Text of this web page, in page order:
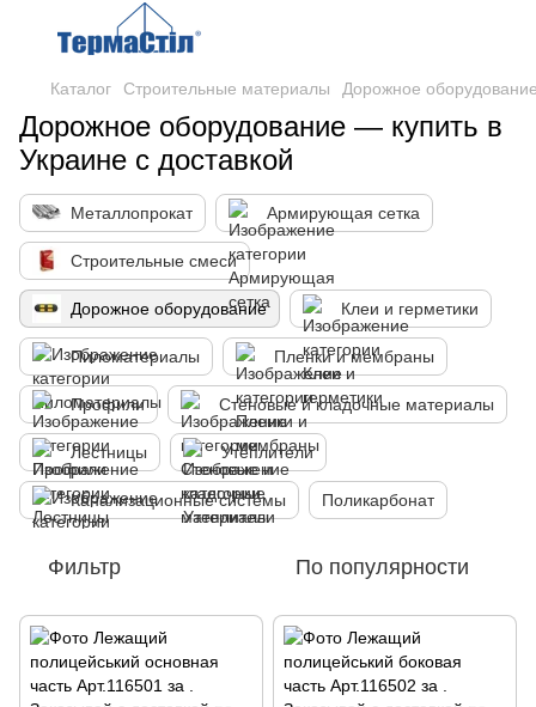
Каталог Строительные материалы Дорожное
Дорожное оборудование — купить в
Украине с доставкой
Металлопрокат Армирующая сетка
Строительные смеси
Дорожное оборудование Клеи и герметики
Пиломатериалы Пленки и мембраны
Профили Стеновые и кладочные материалы
Лестницы Утеплители
Канализационные системы Поликарбонат
Фильтр По популярности